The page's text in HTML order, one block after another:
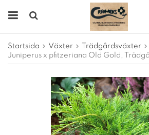
Startsida Växter Trädgårdsväxter
Juniperus x pfitzeriana Old Gold,